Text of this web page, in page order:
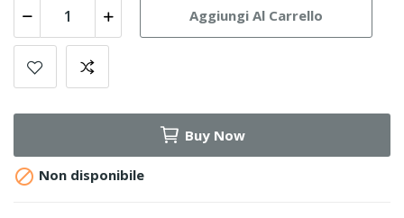
Aggiungi Al Carrello
Buy Now
 Non disponibile